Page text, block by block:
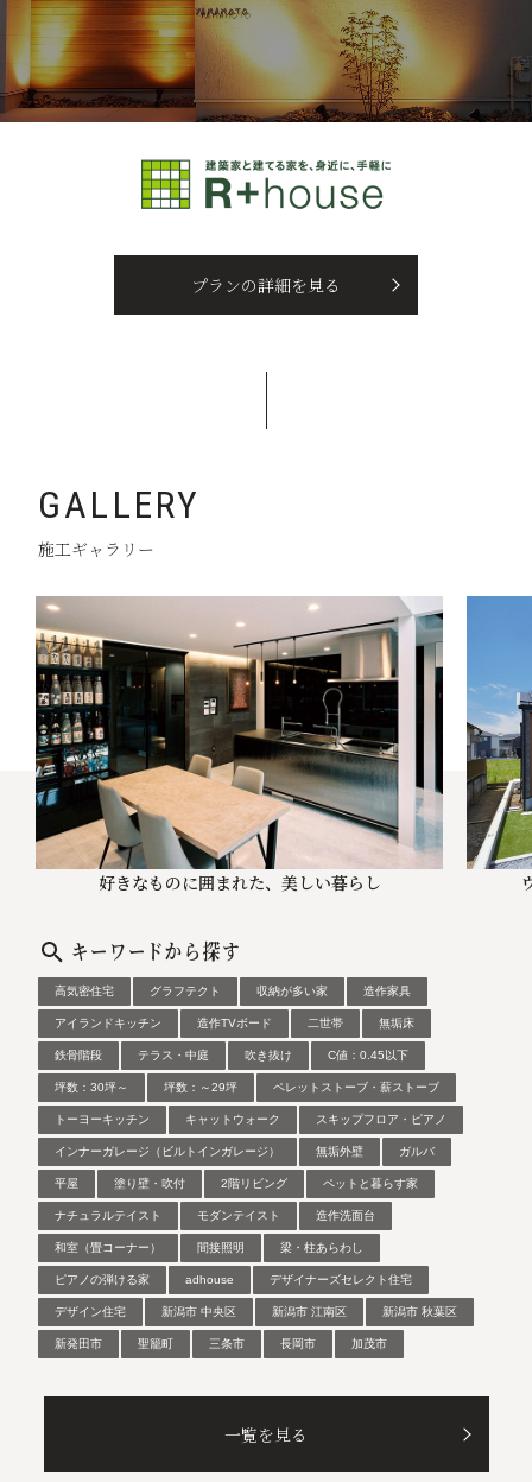
プランの詳細を見る
GALLERY
施工ギャラリー
好きなものに囲まれた、美しい暮らし
キーワードから探す
高気密住宅 グラフテクト 収納が多い家 造作家具
アイランドキッチン 造作TVボード 二世帯 無垢床
鉄骨階段 テラス・中庭 吹き抜け C値：0.45以下
坪数：30坪～ 坪数：～29坪 ペレットストーブ・薪ストーブ
トーヨーキッチン キャットウォーク スキップフロア・ピアノ
インナーガレージ（ビルトインガレージ） 無垢外壁 ガルバ
平屋 塗り壁・吹付 2階リビング ペットと暮らす家
ナチュラルテイスト モダンテイスト 造作洗面台
和室（畳コーナー） 間接照明 梁・柱あらわし
ピアノの弾ける家 adhouse デザイナーズセレクト住宅
デザイン住宅 新潟市 中央区 新潟市 江南区 新潟市 秋葉区
新発田市 聖籠町 三条市 長岡市 加茂市
一覧を見る